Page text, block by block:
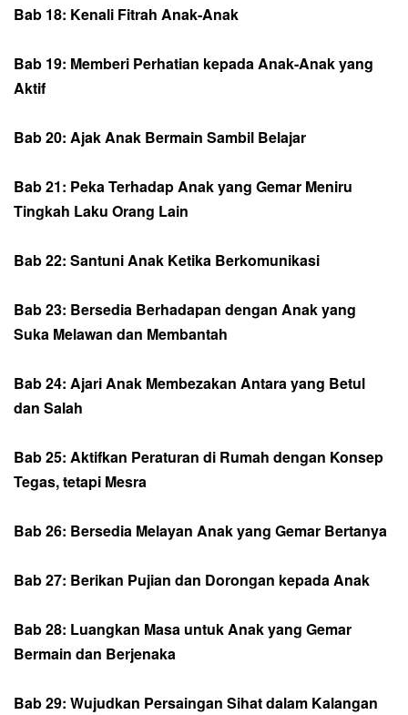
Bab 18: Kenali Fitrah Anak-Anak
Bab 19: Memberi Perhatian kepada Anak-Anak yang
Aktif
Bab 20: Ajak Anak Bermain Sambil Belajar
Bab 21: Peka Terhadap Anak yang Gemar Meniru
Tingkah Laku Orang Lain
Bab 22: Santuni Anak Ketika Berkomunikasi
Bab 23: Bersedia Berhadapan dengan Anak yang
Suka Melawan dan Membantah
Bab 24: Ajari Anak Membezakan Antara yang Betul
dan Salah
Bab 25: Aktifkan Peraturan di Rumah dengan Konsep
Tegas, tetapi Mesra
Bab 26: Bersedia Melayan Anak yang Gemar Bertanya
Bab 27: Berikan Pujian dan Dorongan kepada Anak
Bab 28: Luangkan Masa untuk Anak yang Gemar
Bermain dan Berjenaka
Bab 29: Wujudkan Persaingan Sihat dalam Kalangan